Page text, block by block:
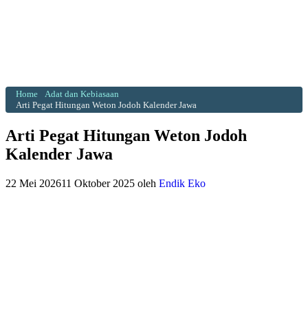
Home
Adat dan Kebiasaan
Arti Pegat Hitungan Weton Jodoh Kalender Jawa
Arti Pegat Hitungan Weton Jodoh
Kalender Jawa
22 Mei 202611 Oktober 2025 oleh Endik Eko